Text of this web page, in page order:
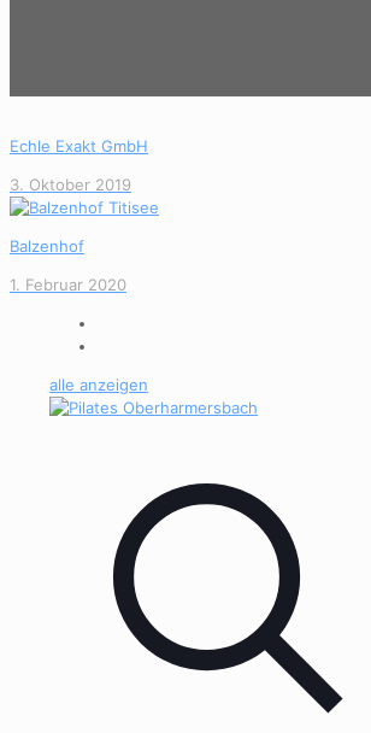
Echle Exakt GmbH
3. Oktober 2019
Balzenhof
1. Februar 2020
alle anzeigen